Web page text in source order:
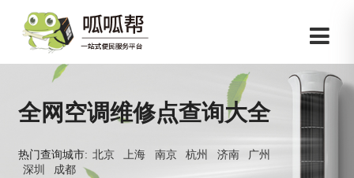
全网空调维修点查询大全
热门查询城市: 北京 上海 南京 杭州 济南
广州
深圳
成都